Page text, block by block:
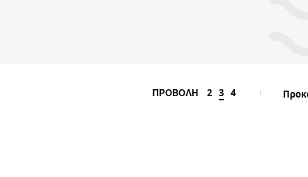
ΠΡΟΒΟΛΗ 2 3 4